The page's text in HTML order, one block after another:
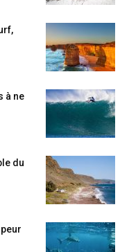
à ne
du